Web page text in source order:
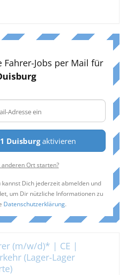
Fahrer-Jobs per Mail für
Duisburgaktivieren
anderen Ort starten?
Dich jederzeit abmelden und
um Dir nützliche Informationen zu
Datenschutzerklärung.
(m/w/d)* | CE |
(Lager-Lager